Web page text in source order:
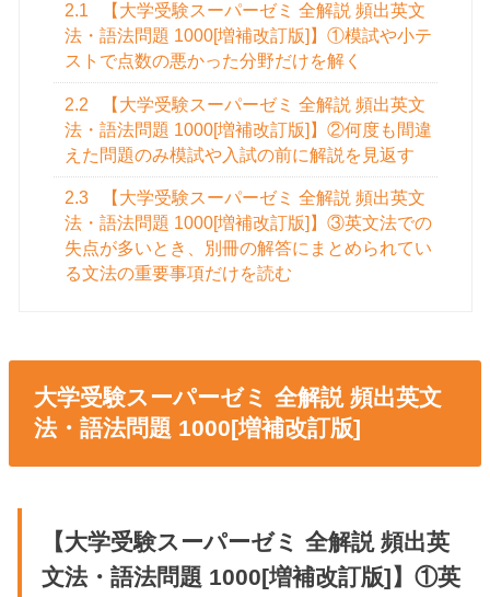
2.1
【大学受験スーパーゼミ 全解説 頻出英文
法・語法問題 1000[増補改訂版]】①模試や小テ
ストで点数の悪かった分野だけを解く
2.2
【大学受験スーパーゼミ 全解説 頻出英文
法・語法問題 1000[増補改訂版]】②何度も間違
えた問題のみ模試や入試の前に解説を見返す
2.3
【大学受験スーパーゼミ 全解説 頻出英文
法・語法問題 1000[増補改訂版]】③英文法での
失点が多いとき、別冊の解答にまとめられてい
る文法の重要事項だけを読む
大学受験スーパーゼミ 全解説 頻出英文
法・語法問題 1000[増補改訂版]
【大学受験スーパーゼミ 全解説 頻出英
文法・語法問題 1000[増補改訂版]】①英